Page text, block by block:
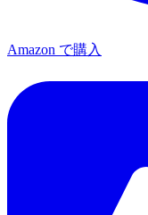
Amazon で購入